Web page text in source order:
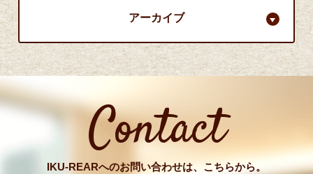
アーカイブ
Contact
IKU-REARへのお問い合わせは、こちらから。